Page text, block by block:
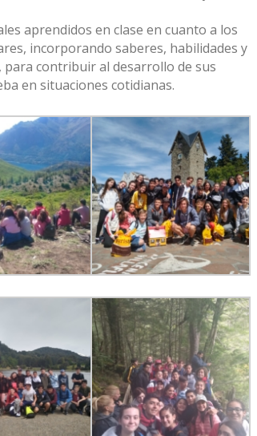
aprendidos en clase en cuanto a los
incorporando saberes, habilidades y
contribuir al desarrollo de sus
en situaciones cotidianas.